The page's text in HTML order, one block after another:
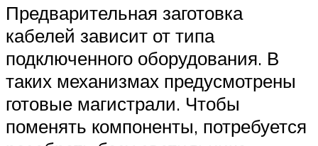
Предварительная заготовка
кабелей зависит от типа
подключенного оборудования. В
таких механизмах предусмотрены
готовые магистрали. Чтобы
поменять компоненты, потребуется